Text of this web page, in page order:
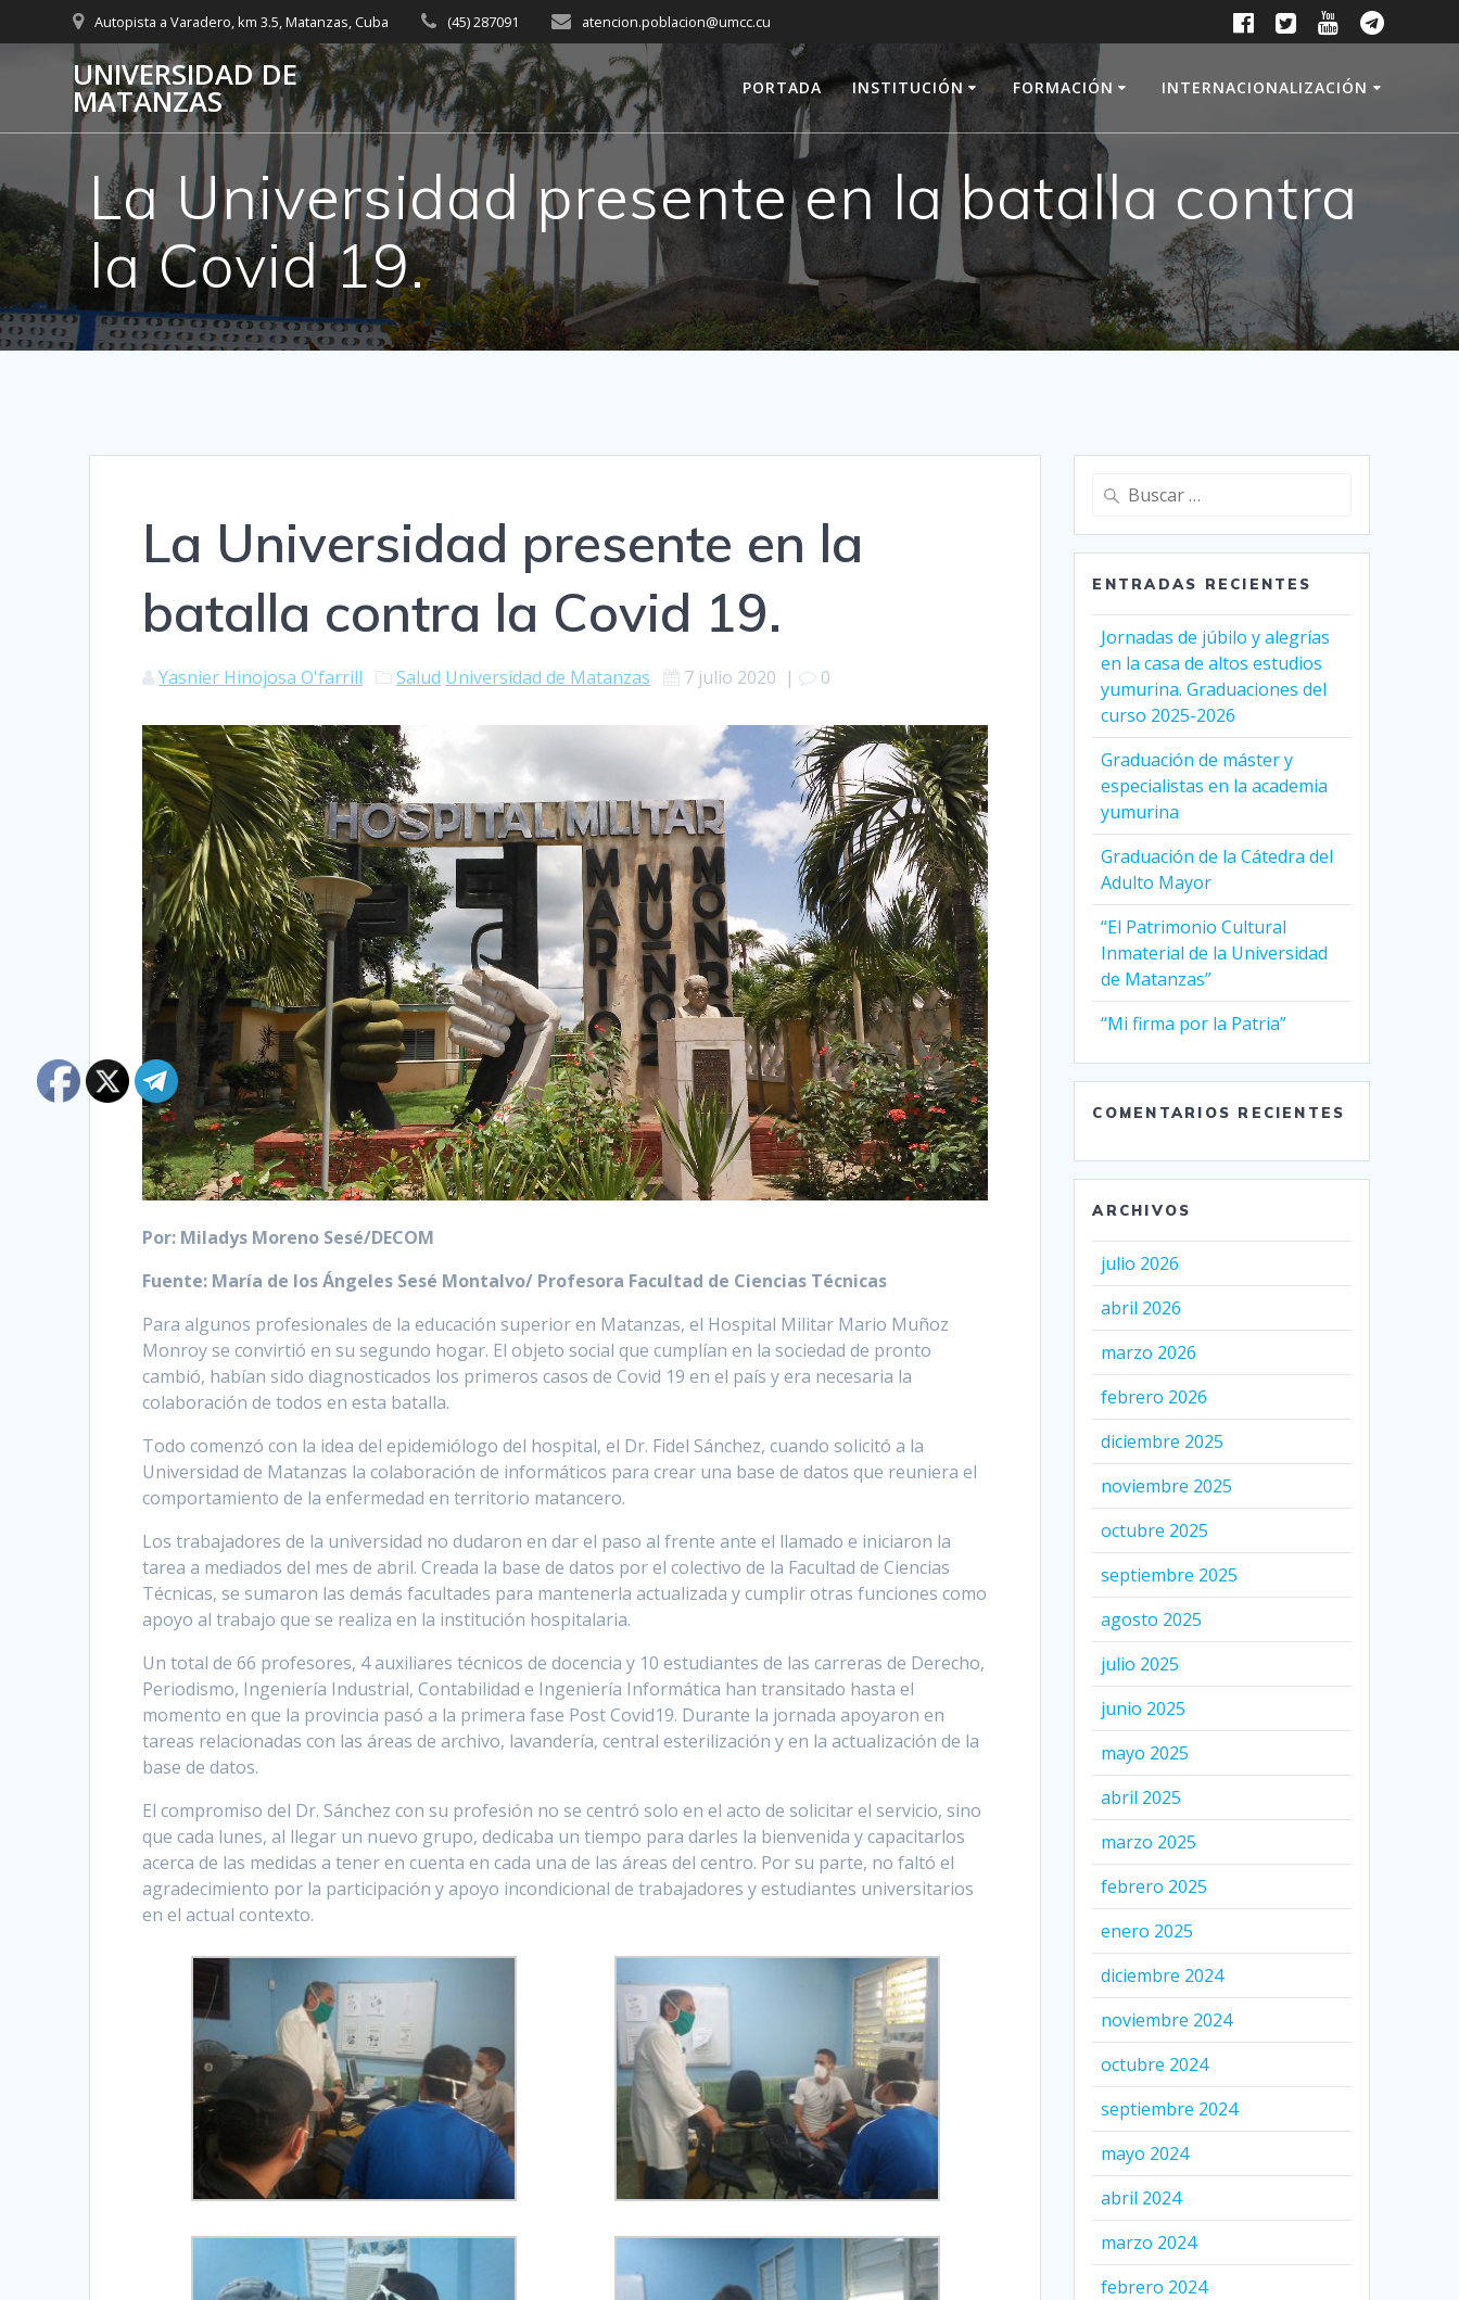
al
contenido
Autopista a Varadero, km 3.5, Matanzas, Cuba (45) 287091 atencion.poblacion@umcc.cu
UNIVERSIDAD DE
MATANZAS PORTADA INSTITUCIÓN FORMACIÓN INTERNACIONALIZACIÓN
La Universidad presente en la batalla contra
la Covid 19.
La Universidad presente en la
batalla contra la Covid 19.
Yasnier Hinojosa O'farrill Salud Universidad de Matanzas 7 julio 2020 | 0
Por: Miladys Moreno Sesé/DECOM
Fuente: María de los Ángeles Sesé Montalvo/ Profesora Facultad de Ciencias Técnicas
Para algunos profesionales de la educación superior en Matanzas, el Hospital Militar Mario Muñoz
Monroy se convirtió en su segundo hogar. El objeto social que cumplían en la sociedad de pronto
cambió, habían sido diagnosticados los primeros casos de Covid 19 en el país y era necesaria la
colaboración de todos en esta batalla.
Todo comenzó con la idea del epidemiólogo del hospital, el Dr. Fidel Sánchez, cuando solicitó a la
Universidad de Matanzas la colaboración de informáticos para crear una base de datos que reuniera el
comportamiento de la enfermedad en territorio matancero.
Los trabajadores de la universidad no dudaron en dar el paso al frente ante el llamado e iniciaron la
tarea a mediados del mes de abril. Creada la base de datos por el colectivo de la Facultad de Ciencias
Técnicas, se sumaron las demás facultades para mantenerla actualizada y cumplir otras funciones como
apoyo al trabajo que se realiza en la institución hospitalaria.
Un total de 66 profesores, 4 auxiliares técnicos de docencia y 10 estudiantes de las carreras de Derecho,
Periodismo, Ingeniería Industrial, Contabilidad e Ingeniería Informática han transitado hasta el
momento en que la provincia pasó a la primera fase Post Covid19. Durante la jornada apoyaron en
tareas relacionadas con las áreas de archivo, lavandería, central esterilización y en la actualización de la
base de datos.
El compromiso del Dr. Sánchez con su profesión no se centró solo en el acto de solicitar el servicio, sino
que cada lunes, al llegar un nuevo grupo, dedicaba un tiempo para darles la bienvenida y capacitarlos
acerca de las medidas a tener en cuenta en cada una de las áreas del centro. Por su parte, no faltó el
agradecimiento por la participación y apoyo incondicional de trabajadores y estudiantes universitarios
en el actual contexto.
Buscar:
ENTRADAS RECIENTES
Jornadas de júbilo y alegrías
en la casa de altos estudios
yumurina. Graduaciones del
curso 2025-2026
Graduación de máster y
especialistas en la academia
yumurina
Graduación de la Cátedra del
Adulto Mayor
“El Patrimonio Cultural
Inmaterial de la Universidad
de Matanzas”
“Mi firma por la Patria”
COMENTARIOS RECIENTES
ARCHIVOS
julio 2026
abril 2026
marzo 2026
febrero 2026
diciembre 2025
noviembre 2025
octubre 2025
septiembre 2025
agosto 2025
julio 2025
junio 2025
mayo 2025
abril 2025
marzo 2025
febrero 2025
enero 2025
diciembre 2024
noviembre 2024
octubre 2024
septiembre 2024
mayo 2024
abril 2024
marzo 2024
febrero 2024